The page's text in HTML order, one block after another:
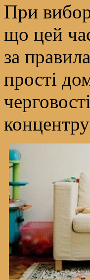
При
що цей
за
прості